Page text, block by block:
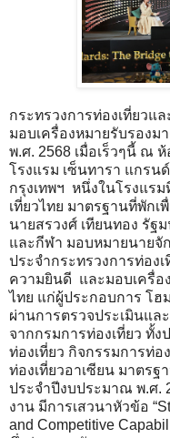
กระทรวงการท่องเที่ยวแ
มอบเครื่องหมายรับรองม
พ.ศ. 2568 เมื่อเร็วๆนี้ ณ
โรงแรม เซ็นทารา แกรน
กรุงเทพฯ หนึ่งในโรงแร
เที่ยวไทย มาตรฐานที่พักเ
นายสรวงศ์ เทียนทอง รัฐ
และกีฬา มอบหมายนายจั
ประจำกระทรวงการท่อง
ความยินดี และมอบเครื่อ
ไทย แก่ผู้ประกอบการ โฮ
ผ่านการตรวจประเมินแล
จากกรมการท่องเที่ยว ทั้ง
ท่องเที่ยว กิจกรรมการท่อ
ท่องเที่ยวอาเซียน มาตรฐ
ประจำปีงบประมาณ พ.ศ.
งาน มีการเสวนาหัวข้อ
and Competitive